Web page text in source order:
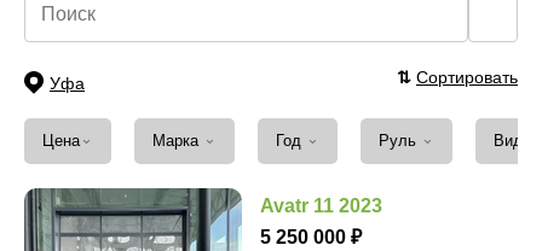
Уфа ⇅ Сортировать
Цена ⌄ Марка ⌄ Год ⌄ Руль ⌄ Вид
Avatr 11 2023
5 250 000